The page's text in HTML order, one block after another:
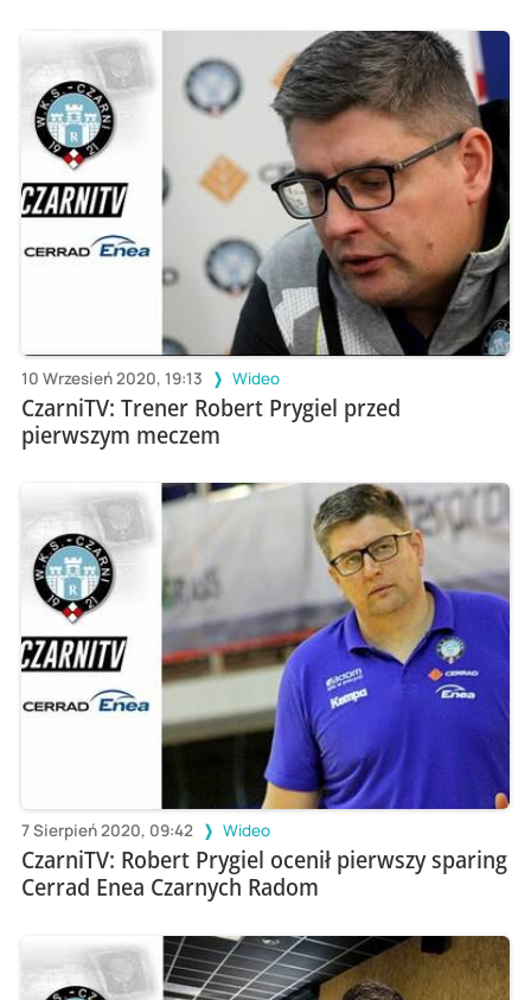
10 Wrzesień 2020, 19:13 Wideo
CzarniTV: Trener Robert Prygiel przed
pierwszym meczem
7 Sierpień 2020, 09:42 Wideo
CzarniTV: Robert Prygiel ocenił pierwszy sparing
Cerrad Enea Czarnych Radom